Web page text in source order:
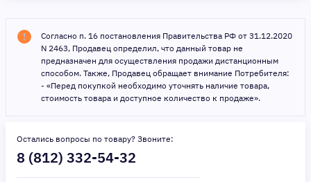
Согласно п. 16 постановления Правительства РФ от 31.12.2020
N 2463, Продавец определил, что данный товар не
предназначен для осуществления продажи дистанционным
способом. Также, Продавец обращает внимание Потребителя:
- «Перед покупкой необходимо уточнять наличие товара,
стоимость товара и доступное количество к продаже».
Остались вопросы по товару? Звоните:
8 (812) 332-54-32